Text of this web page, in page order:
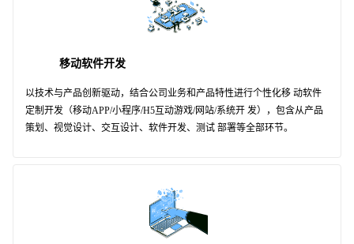
移动软件开发
以技术与产品创新驱动，结合公司业务和产品特性进行个性化移 动软件
定制开发（移动APP/小程序/H5互动游戏/网站/系统开 发），包含从产品
策划、视觉设计、交互设计、软件开发、测试 部署等全部环节。